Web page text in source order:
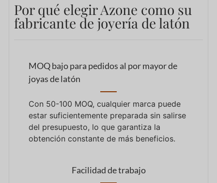
Por qué elegir Azone como su
fabricante de joyería de latón
MOQ bajo para pedidos al por mayor de
joyas de latón
Con 50-100 MOQ, cualquier marca puede
estar suficientemente preparada sin salirse
del presupuesto, lo que garantiza la
obtención constante de más beneficios.
Facilidad de trabajo